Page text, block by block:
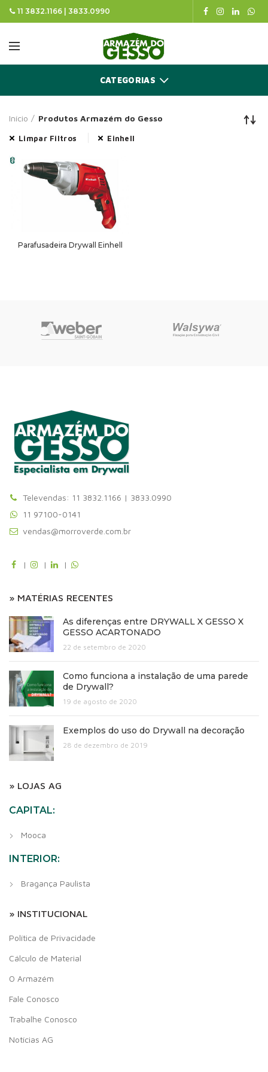
11 3832.1166 | 3833.0990
CATEGORIAS
Início Produtos Armazém do Gesso
Limpar Filtros Einhell
Parafusadeira Drywall Einhell
Televendas: 11 3832.1166 | 3833.0990
11 97100-0141
vendas@morroverde.com.br
| | |
» MATÉRIAS RECENTES
As diferenças entre DRYWALL X GESSO X
GESSO ACARTONADO
22 de setembro de 2020
Como funciona a instalação de uma parede
de Drywall?
19 de agosto de 2020
Exemplos do uso do Drywall na decoração
28 de dezembro de 2019
» LOJAS AG
CAPITAL:
Mooca
INTERIOR:
Bragança Paulista
» INSTITUCIONAL
Política de Privacidade
Cálculo de Material
O Armazém
Fale Conosco
Trabalhe Conosco
Notícias AG